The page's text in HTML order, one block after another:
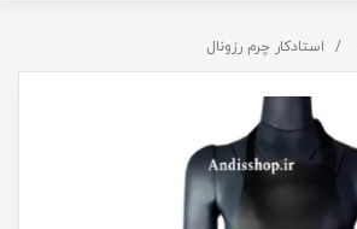
استادکار چرم رزونال